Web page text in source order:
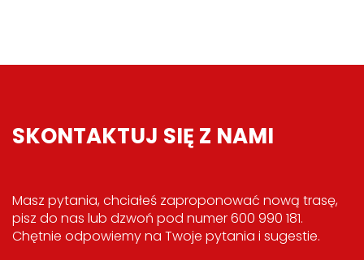
SKONTAKTUJ SIĘ Z NAMI
Masz pytania, chciałeś zaproponować nową trasę,
pisz do nas lub dzwoń pod numer 600 990 181.
Chętnie odpowiemy na Twoje pytania i sugestie.